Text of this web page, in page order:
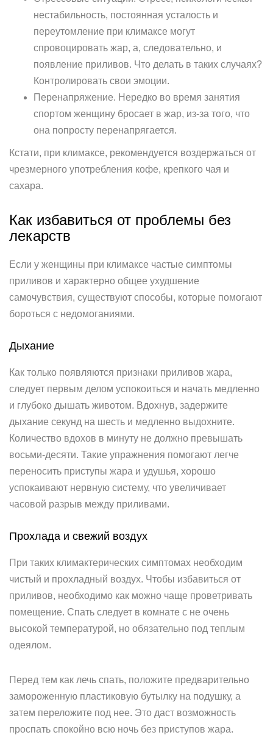
нестабильность, постоянная усталость и
переутомление при климаксе могут
спровоцировать жар, а, следовательно, и
появление приливов. Что делать в таких случаях?
Контролировать свои эмоции.
Перенапряжение. Нередко во время занятия
спортом женщину бросает в жар, из-за того, что
она попросту перенапрягается.
Кстати, при климаксе, рекомендуется воздержаться от
чрезмерного употребления кофе, крепкого чая и
сахара.
Как избавиться от проблемы без
лекарств
Если у женщины при климаксе частые симптомы
приливов и характерно общее ухудшение
самочувствия, существуют способы, которые помогают
бороться с недомоганиями.
Дыхание
Как только появляются признаки приливов жара,
следует первым делом успокоиться и начать медленно
и глубоко дышать животом. Вдохнув, задержите
дыхание секунд на шесть и медленно выдохните.
Количество вдохов в минуту не должно превышать
восьми-десяти. Такие упражнения помогают легче
переносить приступы жара и удушья, хорошо
успокаивают нервную систему, что увеличивает
часовой разрыв между приливами.
Прохлада и свежий воздух
При таких климактерических симптомах необходим
чистый и прохладный воздух. Чтобы избавиться от
приливов, необходимо как можно чаще проветривать
помещение. Спать следует в комнате с не очень
высокой температурой, но обязательно под теплым
одеялом.
Перед тем как лечь спать, положите предварительно
замороженную пластиковую бутылку на подушку, а
затем переложите под нее. Это даст возможность
проспать спокойно всю ночь без приступов жара.